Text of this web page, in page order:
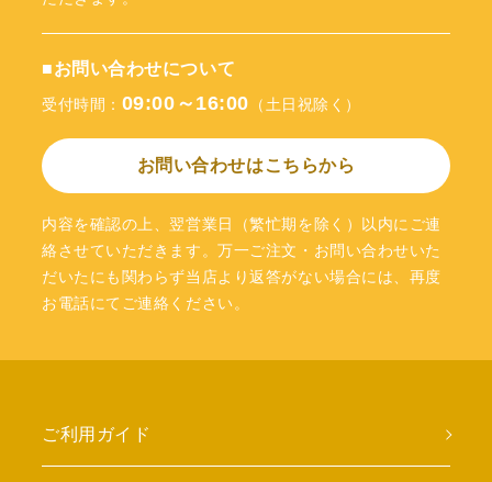
■お問い合わせについて
受付時間： 09:00～16:00 （土日祝除く）
お問い合わせはこちらから
内容を確認の上、翌営業日（繁忙期を除く）以内にご連
絡させていただきます。万一ご注文・お問い合わせいた
だいたにも関わらず当店より返答がない場合には、再度
お電話にてご連絡ください。
ご利用ガイド